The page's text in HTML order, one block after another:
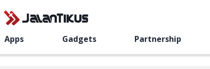
Apps Gadgets Partnership